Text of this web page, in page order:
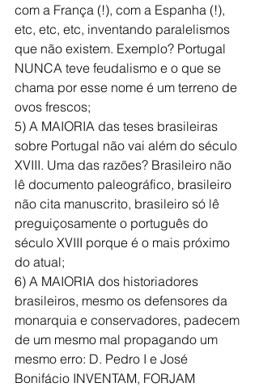
com a França (!), com a Espanha (!),
etc, etc, etc, inventando paralelismos
que não existem. Exemplo? Portugal
NUNCA teve feudalismo e o que se
chama por esse nome é um terreno de
ovos frescos;
5) A MAIORIA das teses brasileiras
sobre Portugal não vai além do século
XVIII. Uma das razões? Brasileiro não
lê documento paleográfico, brasileiro
não cita manuscrito, brasileiro só lê
preguiçosamente o português do
século XVIII porque é o mais próximo
do atual;
6) A MAIORIA dos historiadores
brasileiros, mesmo os defensores da
monarquia e conservadores, padecem
de um mesmo mal propagando um
mesmo erro: D. Pedro I e José
Bonifácio INVENTAM, FORJAM